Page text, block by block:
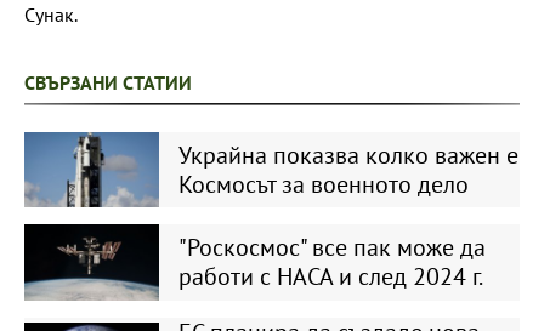
Сунак.
СВЪРЗАНИ СТАТИИ
Украйна показва колко важен е
Космосът за военното дело
"Роскосмос" все пак може да
работи с НАСА и след 2024 г.